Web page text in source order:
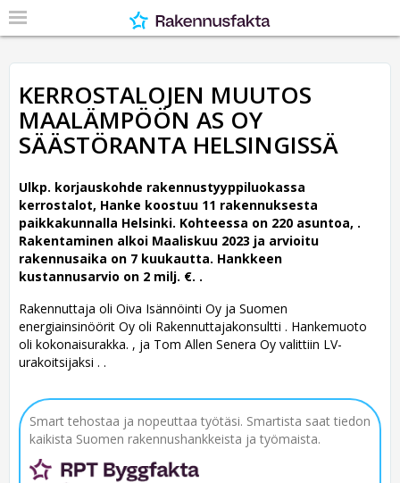
KERROSTALOJEN MUUTOS
MAALÄMPÖÖN AS OY
SÄÄSTÖRANTA HELSINGISSÄ
Ulkp. korjauskohde rakennustyyppiluokassa
kerrostalot, Hanke koostuu 11 rakennuksesta
paikkakunnalla Helsinki. Kohteessa on 220 asuntoa, .
Rakentaminen alkoi Maaliskuu 2023 ja arvioitu
rakennusaika on 7 kuukautta. Hankkeen
kustannusarvio on 2 milj. €. .
Rakennuttaja oli Oiva Isännöinti Oy ja Suomen
energiainsinöörit Oy oli Rakennuttajakonsultti . Hankemuoto
oli kokonaisurakka. , ja Tom Allen Senera Oy valittiin LV-
urakoitsijaksi . .
Smart tehostaa ja nopeuttaa työtäsi. Smartista saat tiedon
kaikista Suomen rakennushankkeista ja työmaista.